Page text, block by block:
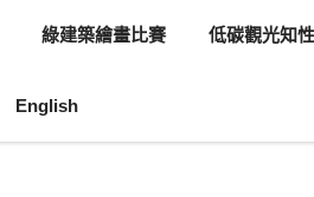
綠建築繪畫比賽 低碳觀光知
English